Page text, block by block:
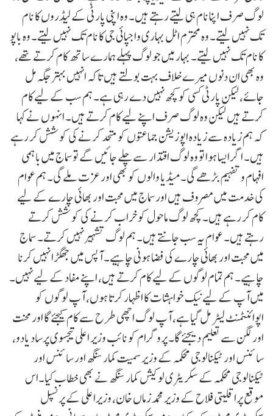
لوگ صرف اپنا نام ہی لیتے رہتے ہیں۔ وہ اپنی پارٹی کے لیڈروں کا نام
تک نہیں لیتے۔ وہ محترم اٹل بہاری واجپائی جی کا نام تک نہیں لیتے۔ وہ باپو
کا نام تک نہیں لیتے۔ بہار میں جو لوگ پہلے ہمارے ساتھ کام کرتے تھے،
وہ بھی ان دنوں میرے خلاف بہت بولتے ہیں تاکہ انہیں بہترجگہ مل
جائے، لیکن پارٹی کسی کو کچھ نہیں دے رہی ہے۔ ہم سب کے لیے کام
کرتے ہیں لیکن وہ لوگ صرف اپنے لیے کام کرتے ہیں۔ انہوں نے کہا
کہ ہم زیادہ سے زیادہ اپوزیشن جماعتوں کو متحد کرنے کی کوشش کر رہے
ہیں۔ اگر ایسا ہوا تو وہ لوگ اقتدار سے چلے جائیں گے توسماج میں باہمی
افہام و تفہیم بڑھے گی۔ میڈیا والوں کو بھی اور عزت ملے گی۔ ہم عوام
کی خدمت میں مصروف ہیں اورسماج میں محبت اور بھائی چارے کے لیے
کام کر رہے ہیں۔ کچھ لوگ ماحول کو خراب کرنے کی کوشش کرتے
رہتے ہیں۔ عوام یہ سب جانتے ہیں۔ ہم لوگ تشہیر نہیں کرتے۔ سماج
میں محبت اور بھائی چارے کی فضا ہونی چاہیے۔ آپس میں جھگڑا نہیں کرنا
چاہیے۔ ہم تمام لوگوں کے لیے کام کرتے ہیں، اپنے مفاد کے لیے نہیں۔
میں آپ کے لیے نیک خواہشات کا اظہار کرتا ہوں، آپ لوگوں کو
اپوائنٹمنٹ لیٹر مل گیا ہے، آپ لوگ اچھی طرح سے کام کیجئے گا اورمحنت
اور لگن سے تعلیم دیجئے گا۔ پروگرام کو نائب وزیر اعلی تیجسوی پرساد یادو،
سائنس اور ٹیکنالوجی محکمہ کے وزیر سمیت کمار سنگھ اور سائنس اور
ٹیکنالوجی محکمہ کے سکریٹری لوکیش کمار سنگھ نے بھی خطاب کیا۔اس
موقع پراقلیتی فلاح کے وزیر محمد زماں خان، وزیراعلی کے پرنسپل